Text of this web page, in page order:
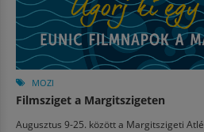
MOZI
Filmsziget a Margitszigeten
Augusztus 9-25. között a Margitszigeti